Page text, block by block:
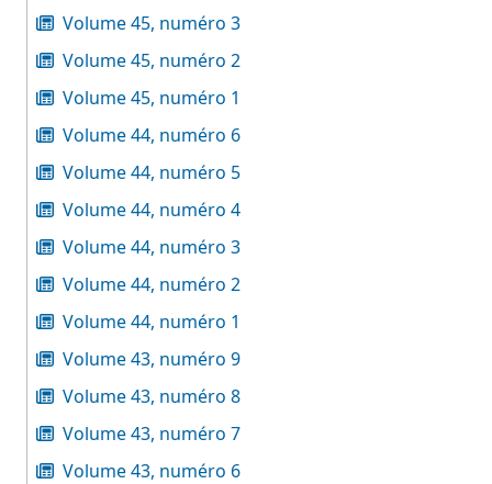
Volume 45, numéro 3
Volume 45, numéro 2
Volume 45, numéro 1
Volume 44, numéro 6
Volume 44, numéro 5
Volume 44, numéro 4
Volume 44, numéro 3
Volume 44, numéro 2
Volume 44, numéro 1
Volume 43, numéro 9
Volume 43, numéro 8
Volume 43, numéro 7
Volume 43, numéro 6